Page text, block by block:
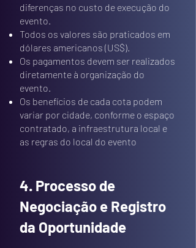
diferenças no custo de execução do
evento.
Todos os valores são praticados em
dólares americanos (US$).
Os pagamentos devem ser realizados
diretamente à organização do
evento.
Os benefícios de cada cota podem
variar por cidade, conforme o espaço
contratado, a infraestrutura local e
as regras do local do evento
4. Processo de
Negociação e Registro
da Oportunidade